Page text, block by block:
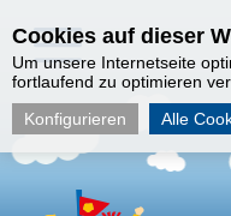
Cookies auf dieser
Um unsere Internetseite
fortlaufend zu optimieren
Konfigurieren
Alle